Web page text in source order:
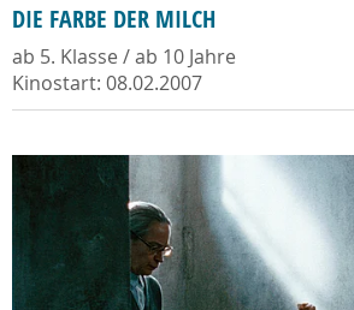
DIE FARBE DER MILCH
ab 5. Klasse / ab 10 Jahre
Kinostart: 08.02.2007